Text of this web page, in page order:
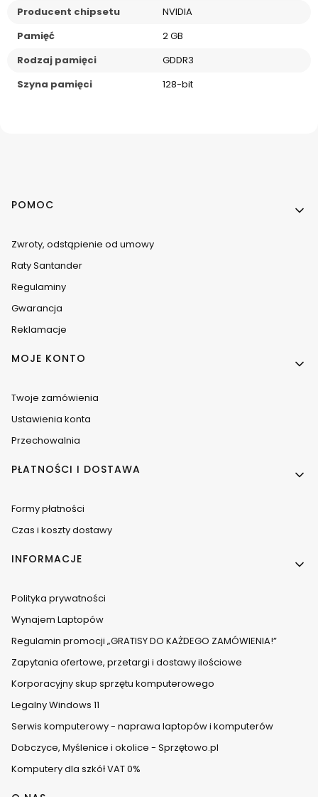
Producent chipsetu
NVIDIA
Pamięć
2 GB
Rodzaj pamięci
GDDR3
Szyna pamięci
128-bit
Linki w stopce
POMOC
Zwroty, odstąpienie od umowy
Raty Santander
Regulaminy
Gwarancja
Reklamacje
MOJE KONTO
Twoje zamówienia
Ustawienia konta
Przechowalnia
PŁATNOŚCI I DOSTAWA
Formy płatności
Czas i koszty dostawy
INFORMACJE
Polityka prywatności
Wynajem Laptopów
Regulamin promocji „GRATISY DO KAŻDEGO ZAMÓWIENIA!”
Zapytania ofertowe, przetargi i dostawy ilościowe
Korporacyjny skup sprzętu komputerowego
Legalny Windows 11
Serwis komputerowy - naprawa laptopów i komputerów
Dobczyce, Myślenice i okolice - Sprzętowo.pl
Komputery dla szkół VAT 0%